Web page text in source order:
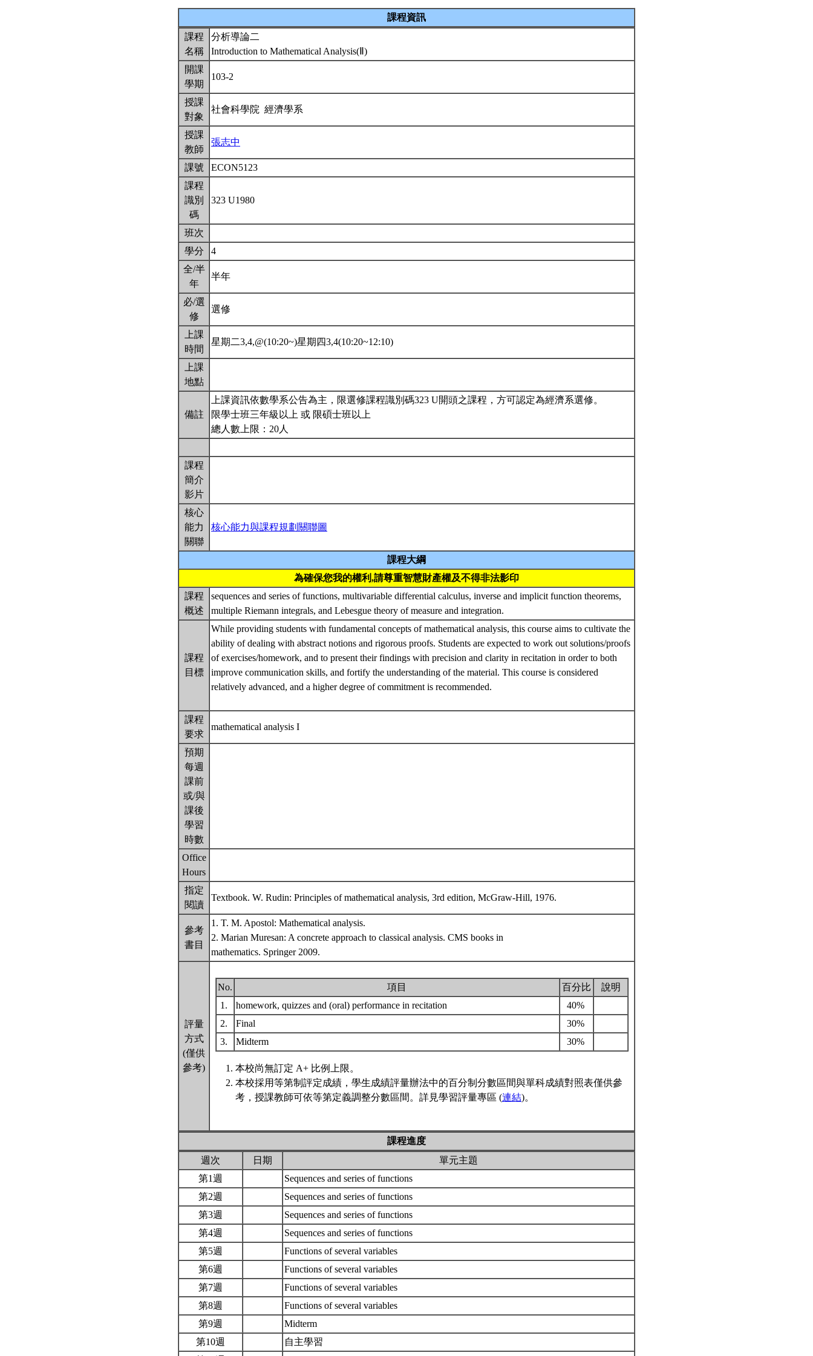
課程資訊
課程
名稱
分析導論二
Introduction to Mathematical Analysis(Ⅱ)
開課
學期
103-2
授課
對象
社會科學院 經濟學系
授課
教師
張志中
課號
ECON5123
課程
識別
碼
323 U1980
班次
學分
4
全/半
年
半年
必/選
修
選修
上課
時間
星期二3,4,@(10:20~)星期四3,4(10:20~12:10)
上課
地點
備註
上課資訊依數學系公告為主，限選修課程識別碼323 U開頭之課程，方可認定為經濟系選修。
限學士班三年級以上 或 限碩士班以上
總人數上限：20人
課程
簡介
影片
核心
能力
關聯
核心能力與課程規劃關聯圖
課程大綱
為確保您我的權利,請尊重智慧財產權及不得非法影印
課程
概述
sequences and series of functions, multivariable differential calculus, inverse and implicit function theorems,
multiple Riemann integrals, and Lebesgue theory of measure and integration.
課程
目標
While providing students with fundamental concepts of mathematical analysis, this course aims to cultivate the
ability of dealing with abstract notions and rigorous proofs. Students are expected to work out solutions/proofs
of exercises/homework, and to present their findings with precision and clarity in recitation in order to both
improve communication skills, and fortify the understanding of the material. This course is considered
relatively advanced, and a higher degree of commitment is recommended.
課程
要求
mathematical analysis I
預期
每週
課前
或/與
課後
學習
時數
Office
Hours
指定
閱讀
Textbook. W. Rudin: Principles of mathematical analysis, 3rd edition, McGraw-Hill, 1976.
參考
書目
1. T. M. Apostol: Mathematical analysis.
2. Marian Muresan: A concrete approach to classical analysis. CMS books in
mathematics. Springer 2009.
評量
方式
(僅供
參考)
No. 項目 百分比
說明
1.
homework, quizzes and (oral) performance in recitation
40%
2.
Final
30%
3.
Midterm 30%
本校尚無訂定 A+ 比例上限。
本校採用等第制評定成績，學生成績評量辦法中的百分制分數區間與單科成績對照表僅供參
考，授課教師可依等第定義調整分數區間。詳見學習評量專區 (連結)。
課程進度
週次
日期
單元主題
第1週
Sequences and series of functions
第2週
Sequences and series of functions
第3週
Sequences and series of functions
第4週
Sequences and series of functions
第5週
Functions of several variables
第6週
Functions of several variables
第7週
Functions of several variables
第8週
Functions of several variables
第9週
Midterm
第10週
自主學習